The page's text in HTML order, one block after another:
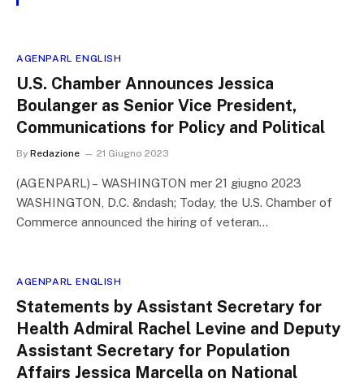
AGENPARL ENGLISH
U.S. Chamber Announces Jessica
Boulanger as Senior Vice President,
Communications for Policy and Political
By Redazione 21 Giugno 2023
(AGENPARL) – WASHINGTON mer 21 giugno 2023
WASHINGTON, D.C. &ndash; Today, the U.S. Chamber of
Commerce announced the hiring of veteran…
AGENPARL ENGLISH
Statements by Assistant Secretary for
Health Admiral Rachel Levine and Deputy
Assistant Secretary for Population
Affairs Jessica Marcella on National